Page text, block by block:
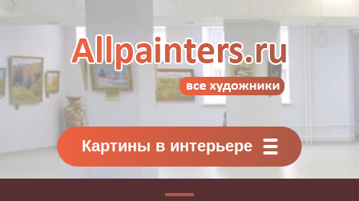
Картины классиков
и современников
Картины в интерьере